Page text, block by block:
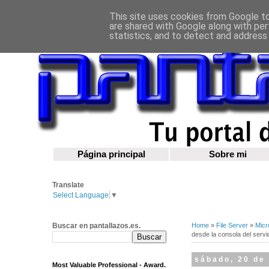
Página principal Sobre mi
Translate
Select Language ▼
Home » File Server »
desde la consola del
sábado, 20
Buscar en pantallazos.es.
Most Valuable Professional - Award.
This site uses cookies from Google
are shared with Google along with
statistics, and to detect and address